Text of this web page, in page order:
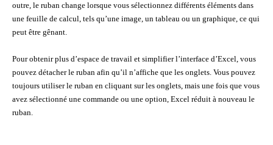
outre, le ruban change lorsque vous sélectionnez différents éléments dans
une feuille de calcul, tels qu’une image, un tableau ou un graphique, ce qui
peut être gênant.
Pour obtenir plus d’espace de travail et simplifier l’interface d’Excel, vous
pouvez détacher le ruban afin qu’il n’affiche que les onglets. Vous pouvez
toujours utiliser le ruban en cliquant sur les onglets, mais une fois que vous
avez sélectionné une commande ou une option, Excel réduit à nouveau le
ruban.